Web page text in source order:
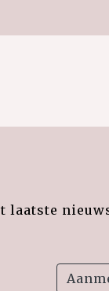
laatste